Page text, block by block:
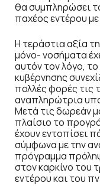
θα συμπληρώσει
παχέος εντέρου
Η τεράστια αξία
μόνο- νοσήματα
αυτόν τον λόγο,
κυβέρνησης
πολλές φορές τις
αναπληρώτρια
Μετά τις δωρεάν
πλαίσιο το
έχουν εντοπίσει
σύμφωνα με την
πρόγραμμα
στον καρκίνο του
εντέρου και του